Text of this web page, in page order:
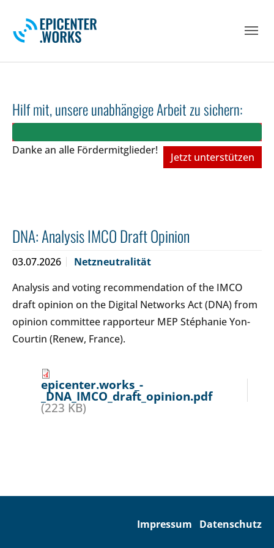
Hilf mit, unsere unabhängige Arbeit zu sichern:
Danke an alle Fördermitglieder!
Jetzt unterstützen
DNA: Analysis IMCO Draft Opinion
03.07.2026
Netzneutralität
Analysis and voting recommendation of the IMCO
draft opinion on the Digital Networks Act (DNA) from
opinion committee rapporteur MEP Stéphanie Yon-
Courtin (Renew, France).
epicenter.works_-
_DNA_IMCO_draft_opinion.pdf
(223 KB)
Impressum Datenschutz